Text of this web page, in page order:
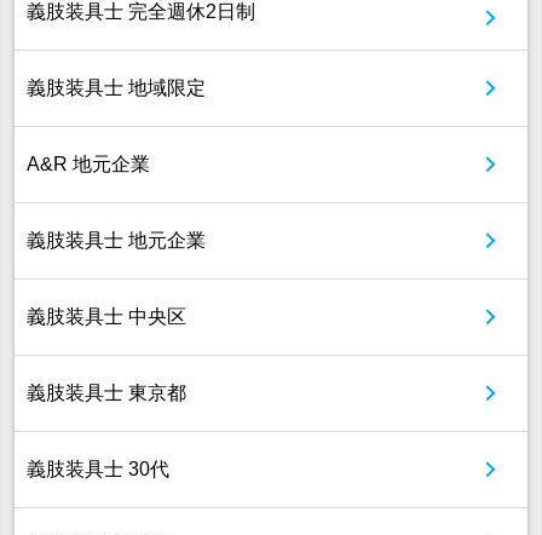
義肢装具士 完全週休2日制
義肢装具士 地域限定
A&R 地元企業
義肢装具士 地元企業
義肢装具士 中央区
義肢装具士 東京都
義肢装具士 30代